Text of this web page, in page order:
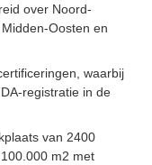
over Noord-
Oosten en
waarbij
registratie in de
van 2400
m2 met